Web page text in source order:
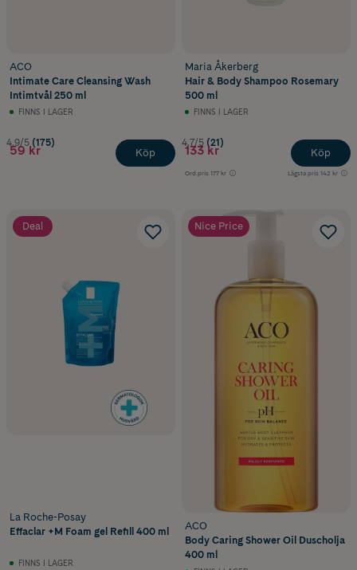
ACO
Intimate Care Cleansing Wash
Intimtvål 250 ml
FINNS I LAGER
4.9/5 (175)
59 kr Köp
Maria Åkerberg
Hair & Body Shampoo Rosemary
500 ml
FINNS I LAGER
4.7/5 (21)
133 kr
Ord.pris 177 kr Lägsta pris 142 kr
Köp
Deal
La Roche-Posay
Effaclar +M Foam gel Refill 400 ml
FINNS I LAGER
Nice Price
ACO
Body Caring Shower Oil Duscholja
400 ml